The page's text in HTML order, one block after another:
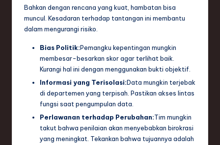
Bahkan dengan rencana yang kuat, hambatan bisa
muncul. Kesadaran terhadap tantangan ini membantu
dalam mengurangi risiko.
Bias Politik:Pemangku kepentingan mungkin
membesar-besarkan skor agar terlihat baik.
Kurangi hal ini dengan menggunakan bukti objektif.
Informasi yang Terisolasi:Data mungkin terjebak
di departemen yang terpisah. Pastikan akses lintas
fungsi saat pengumpulan data.
Perlawanan terhadap Perubahan:Tim mungkin
takut bahwa penilaian akan menyebabkan birokrasi
yang meningkat. Tekankan bahwa tujuannya adalah